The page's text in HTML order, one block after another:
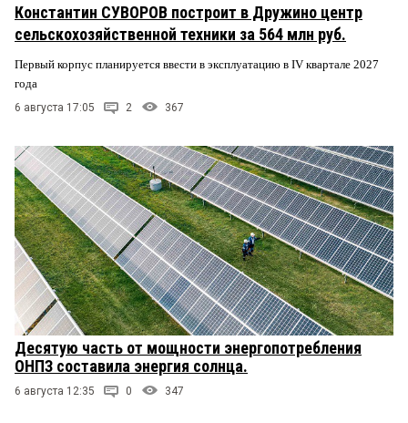
Константин СУВОРОВ построит в Дружино центр
сельскохозяйственной техники за 564 млн руб.
Первый корпус планируется ввести в эксплуатацию в IV квартале 2027
года
6 августа 17:05 2 367
Десятую часть от мощности энергопотребления
ОНПЗ составила энергия солнца.
6 августа 12:35 0 347